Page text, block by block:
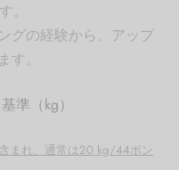
。
グの経験から、アップ
。
準（kg）
まれ、通常は20 kg/44ポン